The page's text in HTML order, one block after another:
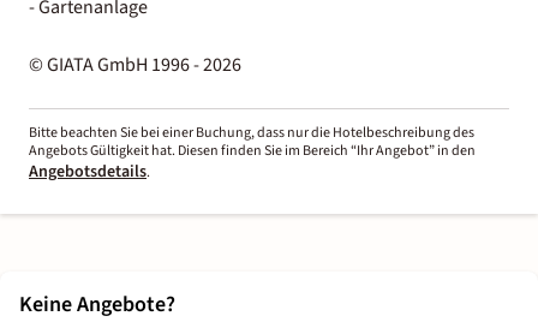
- Gartenanlage
© GIATA GmbH 1996 - 2026
Bitte beachten Sie bei einer Buchung, dass nur die Hotelbeschreibung des
Angebots Gültigkeit hat. Diesen finden Sie im Bereich “Ihr Angebot” in den
Angebotsdetails.
Keine Angebote?